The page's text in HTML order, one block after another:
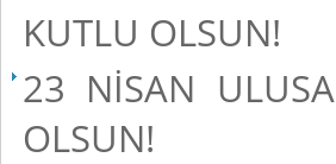
KUTLU OLSUN!
23 NİSAN
OLSUN!